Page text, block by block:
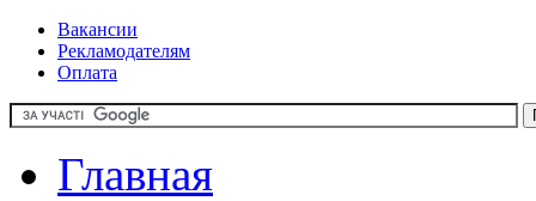
Вакансии
Рекламодателям
Оплата
Главная